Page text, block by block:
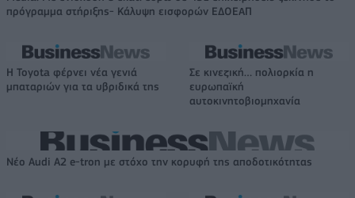
πρόγραμμα στήριξης- Κάλυψη εισφορών ΕΔΟΕΑΠ
Η Toyota φέρνει νέα γενιά
μπαταριών για τα υβριδικά της
Σε κινεζική… πολιορκία η
ευρωπαϊκή
αυτοκινητοβιομηχανία
Νέο Audi A2 e-tron με στόχο την κορυφή της αποδοτικότητας